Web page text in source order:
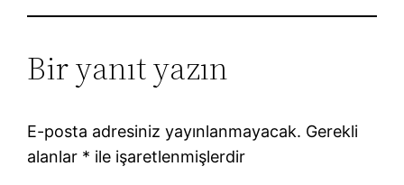
Bir yanıt yazın
E-posta adresiniz yayınlanmayacak. Gerekli
alanlar * ile işaretlenmişlerdir